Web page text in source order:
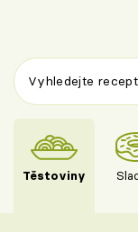
Těstoviny